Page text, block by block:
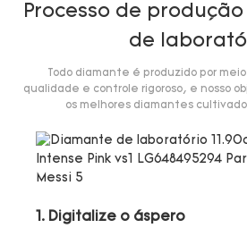
Processo de
de
Todo diamante é produzido por
qualidade e controle rigoroso, e nosso
os melhores diamantes
1. Digitalize o áspero